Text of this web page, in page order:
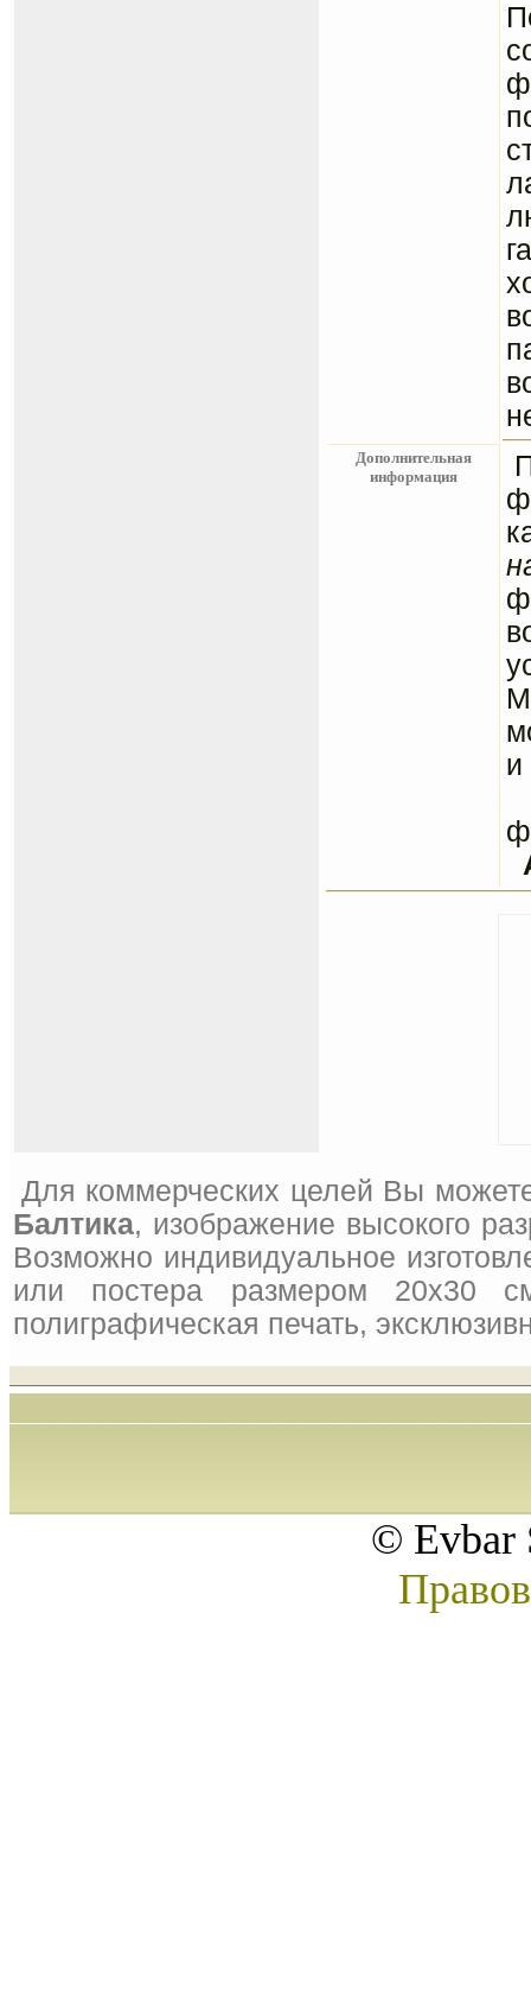
Дополнительная
информация
и
Для коммерческих целей Вы
Балтика, изображение высокого
Возможно индивидуальное
или постера размером 20x30
полиграфическая печать,
© Evbar